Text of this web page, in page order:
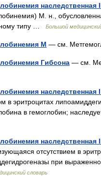
наследственная
М. н.,
типу …
Большой
М — см.
Гибсона — см.
наследственная
в эритроцитах
в гемоглобин;
наследственная
отсутствием в
при
словарь